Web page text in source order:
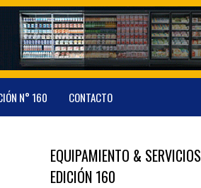
N° 160 CONTACTO
EQUIPAMIENTO & SERVICIOS
EDICIÓN 160